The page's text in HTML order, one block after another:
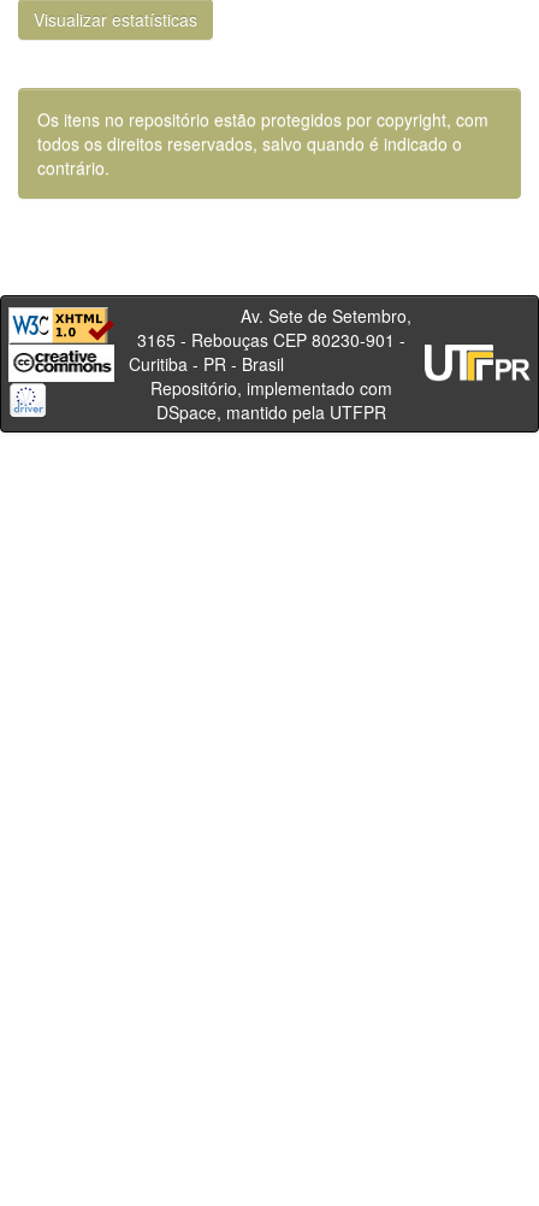
Visualizar estatísticas
Os itens no repositório estão protegidos por copyright, com
todos os direitos reservados, salvo quando é indicado o
contrário.
Av. Sete de Setembro,
3165 - Rebouças CEP 80230-901 -
Curitiba - PR - Brasil
Repositório, implementado com
DSpace, mantido pela UTFPR